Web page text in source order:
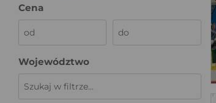
Cena
Województwo